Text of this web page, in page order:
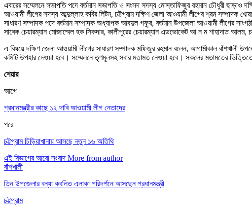
এবারের সম্মেলনে সভাপতি পদে বর্তমান সভাপতি ও সংসদ সদস্য মোস্তাফিজুর রহমান চৌধুরী ছাড়াও
আওয়ামী লীগের সদস্য আব্দুল্লাহ কবির লিটন, চট্টগ্রাম দক্ষিণ জেলা আওয়ামী লীগের শ্রম সম্পাদক
সাধারণ সম্পাদক পদে বর্তমান সম্পাদক অধ্যাপক আবদুল গফুর, বর্তমান উপজেলা আওয়ামী লীগের
সাবেক চেয়ারম্যান মোজাম্মেল হক সিকদার, কালীপুরের চেয়ারম্যান এডভোকেট আ ন ম শাহাদাত আলম,
এ বিষয়ে দক্ষিণ জেলা আওয়ামী লীগের সাধারণ সম্পাদক মফিজুর রহমান বলেন, আগামীকাল বাঁশখালী
কমিটি উপহার দেওয়া হবে। সম্মেলনে তৃণমূলসহ সবার মতামত নেওয়া হবে। সকলের মতামতের
শেয়ার
আগে
প্রধানমন্ত্রীর কাছে ১২ দাবি আওয়ামী লীগ নেতাদের
পরে
চট্টগ্রাম চিড়িয়াখানায় আসছে নতুন ১৬ অতিথি
এই বিভাগের আরো সংবাদ More from author
বাঁশখালী
তিন উপজেলার বন্যা কবলিত এলাকা পরিদর্শনে আসছেন প্রধানমন্ত্রী
চট্টগ্রাম